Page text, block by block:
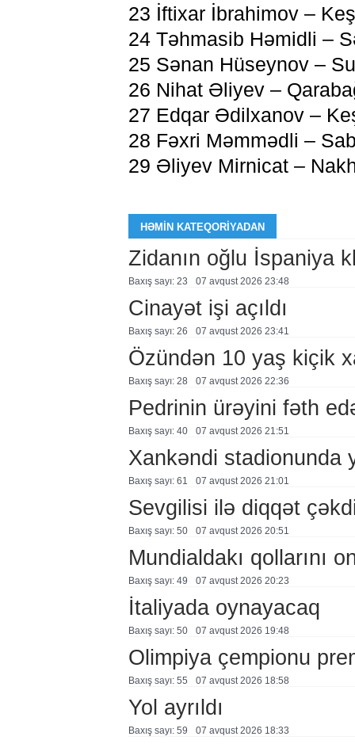
23 İftixar İbrahimov –
24 Təhmasib Həmidli –
25 Sənan Hüseynov –
26 Nihat Əliyev –
27 Edqar Ədilxanov –
28 Fəxri Məmmədli –
29 Əliyev Mirnicat –
HƏMIN KATEQORIYADAN
Zidanın oğlu İspaniya
Baxış sayı: 23 07 avqust 2026 23:48
Cinayət işi açıldı
Baxış sayı: 26 07 avqust 2026 23:41
Özündən 10 yaş kiçik
Baxış sayı: 28 07 avqust 2026 22:36
Pedrinin ürəyini fəth
Baxış sayı: 40 07 avqust 2026 21:51
Xankəndi stadionunda
Baxış sayı: 61 07 avqust 2026 21:01
Sevgilisi ilə diqqət
Baxış sayı: 50 07 avqust 2026 20:51
Mundialdakı qollarını
Baxış sayı: 49 07 avqust 2026 20:23
İtaliyada oynayacaq
Baxış sayı: 50 07 avqust 2026 19:48
Olimpiya çempionu
Baxış sayı: 55 07 avqust 2026 18:58
Yol ayrıldı
Baxış sayı: 59 07 avqust 2026 18:33